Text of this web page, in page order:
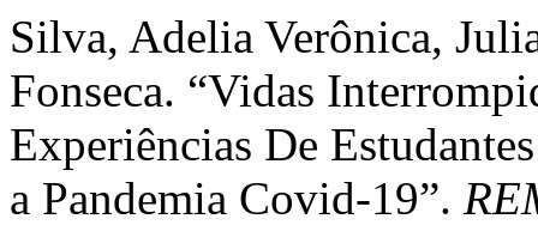
Silva, Adelia Verônica,
Fonseca. “Vidas
Experiências De
a Pandemia Covid-19”.